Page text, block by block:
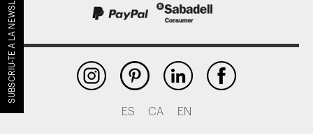
SUBSCRIU-TE A LA NEWSLETTER
ES CA EN